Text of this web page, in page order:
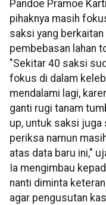
Pandoe Pramoe
pihaknya masih
saksi yang
pembebasan lahan
"Sekitar 40 saksi
fokus di dalam
mendalami lagi,
ganti rugi tanam
up, untuk saksi juga
periksa namun
atas data baru ini,"
Ia mengimbau
nanti diminta
agar pengusutan